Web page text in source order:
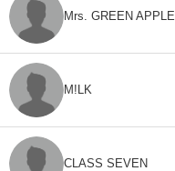
Mrs. GREEN APPLE
M!LK
CLASS SEVEN